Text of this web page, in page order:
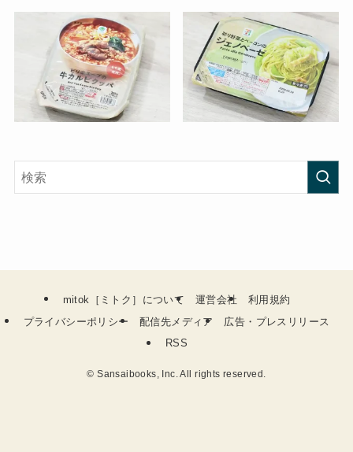
mitok［ミトク］について 運営会社
利用規約
プライバシーポリシー
配信先メディア
広告・プレスリリース
RSS
© Sansaibooks, Inc. All rights reserved.